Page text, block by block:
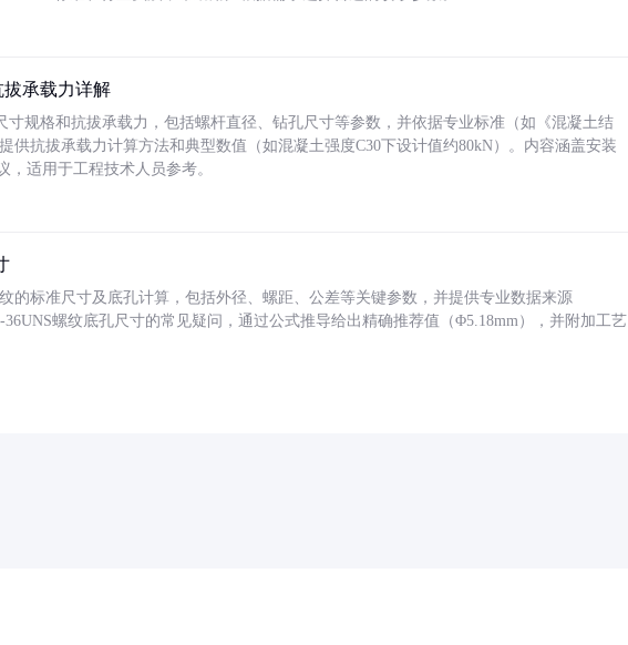
承载力详解
寸规格和抗拔承载力，包括螺杆直径、钻孔尺寸等参数，并依据专业标准（如《混凝土结
供抗拔承载力计算方法和典型数值（如混凝土强度C30下设计值约80kN）。内容涵盖安装
适用于工程技术人员参考。
的标准尺寸及底孔计算，包括外径、螺距、公差等关键参数，并提供专业数据来源
36UNS螺纹底孔尺寸的常见疑问，通过公式推导给出精确推荐值（Φ5.18mm），并附加工艺